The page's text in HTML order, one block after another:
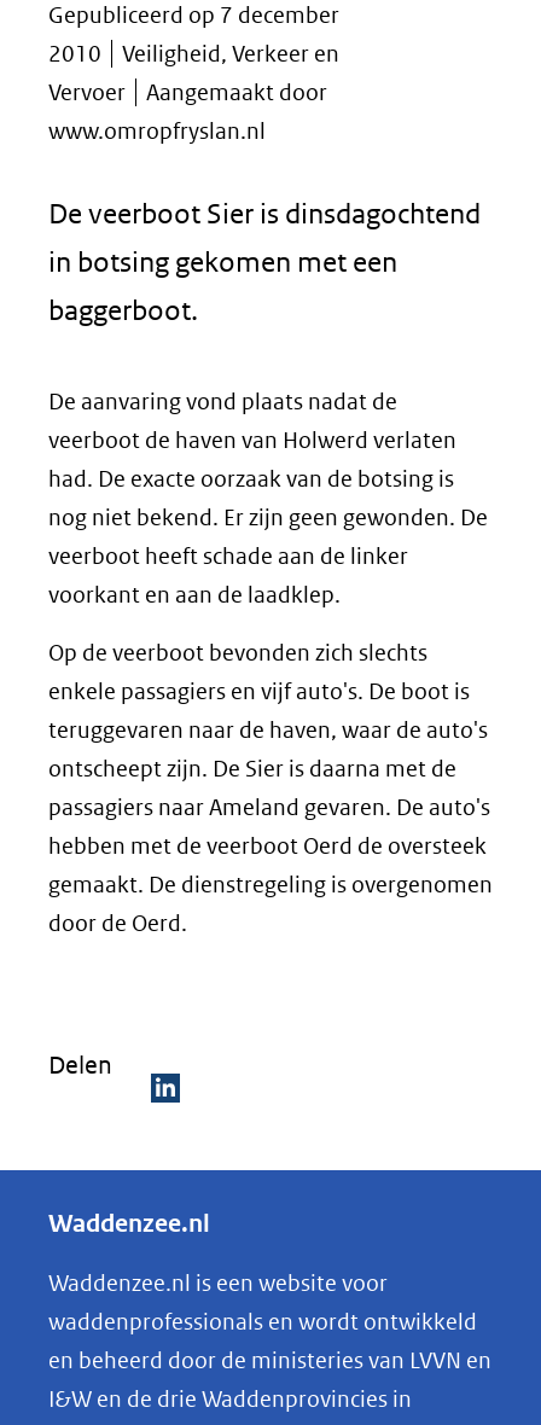
Gepubliceerd op 7 december
2010
Veiligheid, Verkeer en
Vervoer
Aangemaakt door
www.omropfryslan.nl
De veerboot Sier is dinsdagochtend
in botsing gekomen met een
baggerboot.
De aanvaring vond plaats nadat de
veerboot de haven van Holwerd verlaten
had. De exacte oorzaak van de botsing is
nog niet bekend. Er zijn geen gewonden. De
veerboot heeft schade aan de linker
voorkant en aan de laadklep.
Op de veerboot bevonden zich slechts
enkele passagiers en vijf auto's. De boot is
teruggevaren naar de haven, waar de auto's
ontscheept zijn. De Sier is daarna met de
passagiers naar Ameland gevaren. De auto's
hebben met de veerboot Oerd de oversteek
gemaakt. De dienstregeling is overgenomen
door de Oerd.
Delen
e
e
n
o
p
Waddenzee.nl
Waddenzee.nl is een website voor
waddenprofessionals en wordt ontwikkeld
en beheerd door de ministeries van LVVN en
I&W en de drie Waddenprovincies in